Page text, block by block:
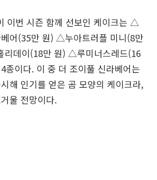
이번 시즌 함께 선보인 케이크는 △
어(35만 원) △누아트러플 미니(8만
데이(18만 원) △루미너스레드(16
종이다. 이 중 더 조이풀 신라베어는
해 인기를 얻은 곰 모양의 케이크라,
울 전망이다.